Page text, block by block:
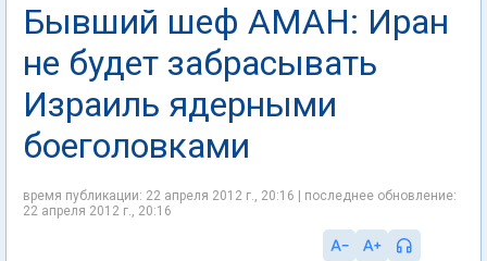
Бывший шеф АМАН: Иран
не будет забрасывать
Израиль ядерными
боеголовками
время публикации: 22 апреля 2012 г., 20:16 | последнее обновление:
22 апреля 2012 г., 20:16